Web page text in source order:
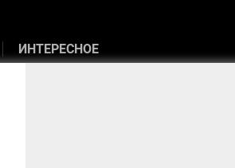
ИНТЕРЕСНОЕ